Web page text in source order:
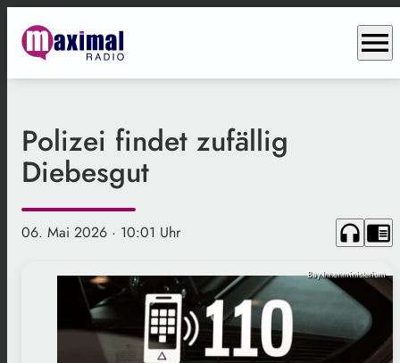
menu
Polizei findet zufällig
Diebesgut
06. Mai 2026 · 10:01 Uhr headphones chrome_reader_mode
Bay.Innenministerium